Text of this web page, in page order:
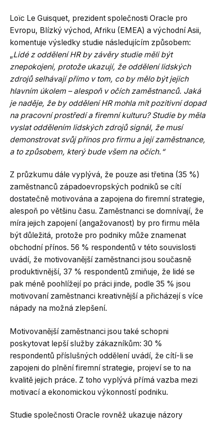
Loïc Le Guisquet, prezident společnosti Oracle pro
Evropu, Blízký východ, Afriku (EMEA) a východní Asii,
komentuje výsledky studie následujícím způsobem:
„Lidé z oddělení HR by závěry studie měli být
znepokojeni, protože ukazují, že oddělení lidských
zdrojů selhávají přímo v tom, co by mělo být jejich
hlavním úkolem – alespoň v očích zaměstnanců. Jaká
je naděje, že by oddělení HR mohla mít pozitivní dopad
na pracovní prostředí a firemní kulturu? Studie by měla
vyslat oddělením lidských zdrojů signál, že musí
demonstrovat svůj přínos pro firmu a její zaměstnance,
a to způsobem, který bude všem na očích.“
Z průzkumu dále vyplývá, že pouze asi třetina (35 %)
zaměstnanců západoevropských podniků se cítí
dostatečně motivována a zapojena do firemní strategie,
alespoň po většinu času. Zaměstnanci se domnívají, že
míra jejich zapojení (angažovanost) by pro firmu měla
být důležitá, protože pro podniky může znamenat
obchodní přínos. 56 % respondentů v této souvislosti
uvádí, že motivovanější zaměstnanci jsou současně
produktivnější, 37 % respondentů zmiňuje, že lidé se
pak méně poohlížejí po práci jinde, podle 35 % jsou
motivovaní zaměstnanci kreativnější a přicházejí s více
nápady na možná zlepšení.
Motivovanější zaměstnanci jsou také schopni
poskytovat lepší služby zákazníkům: 30 %
respondentů příslušných oddělení uvádí, že cítí-li se
zapojeni do plnění firemní strategie, projeví se to na
kvalitě jejich práce. Z toho vyplývá přímá vazba mezi
motivací a ekonomickou výkonností podniku.
Studie společnosti Oracle rovněž ukazuje názory